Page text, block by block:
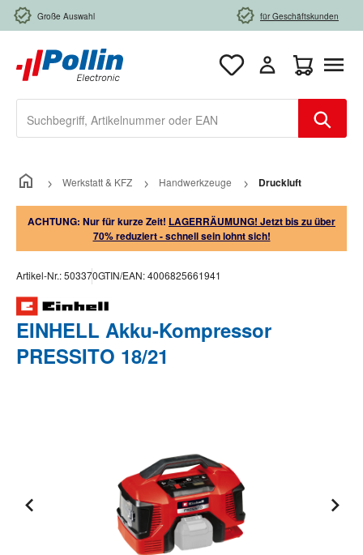
Zum Hauptinhalt springen
Große Auswahl für Geschäftskunden
Werkstatt & KFZ Handwerkzeuge Druckluft
ACHTUNG: Nur für kurze Zeit! LAGERRÄUMUNG! Jetzt bis zu über
70% reduziert - schnell sein lohnt sich!
Artikel-Nr.:503370GTIN/EAN:4006825661941
EINHELL Akku-Kompressor
PRESSITO 18/21